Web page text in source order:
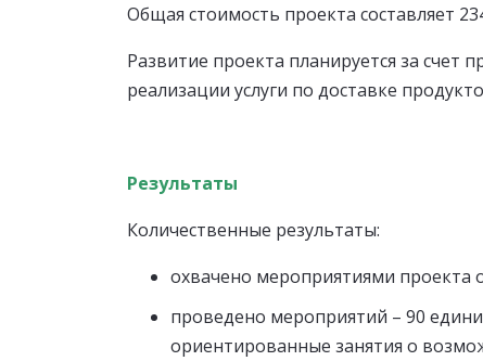
Общая стоимость проекта составляет
Развитие проекта планируется за счет
реализации услуги по доставке
Результаты
Количественные результаты:
охвачено мероприятиями проекта
проведено мероприятий – 90
ориентированные занятия о